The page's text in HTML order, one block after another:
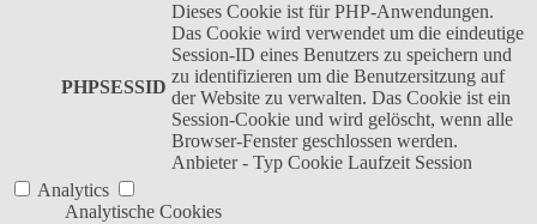
PHPSESSID
Dieses Cookie ist für PHP-Anwendungen.
Das Cookie wird verwendet um die eindeutige
Session-ID eines Benutzers zu speichern und
zu identifizieren um die Benutzersitzung auf
der Website zu verwalten. Das Cookie ist ein
Session-Cookie und wird gelöscht, wenn alle
Browser-Fenster geschlossen werden.
Anbieter - Typ Cookie Laufzeit Session
Analytics
Analytische Cookies